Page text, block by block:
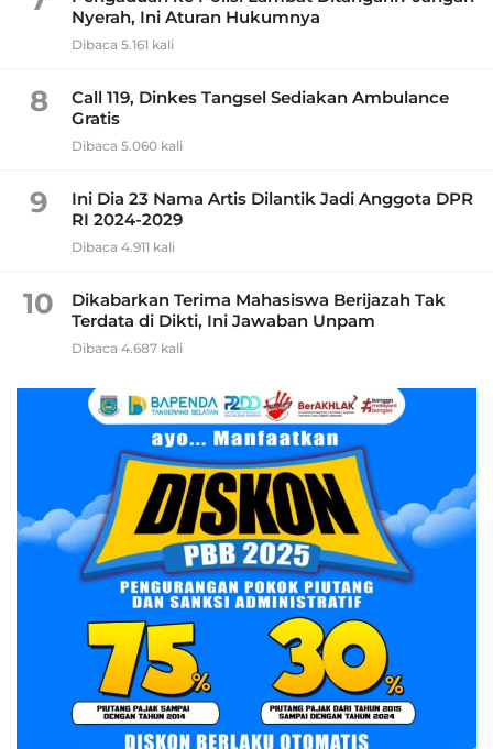
Nyerah, Ini Aturan Hukumnya
Dibaca 5.161 kali
8
Call 119, Dinkes Tangsel Sediakan Ambulance
Gratis
Dibaca 5.060 kali
9
Ini Dia 23 Nama Artis Dilantik Jadi Anggota DPR
RI 2024-2029
Dibaca 4.911 kali
10
Dikabarkan Terima Mahasiswa Berijazah Tak
Terdata di Dikti, Ini Jawaban Unpam
Dibaca 4.687 kali